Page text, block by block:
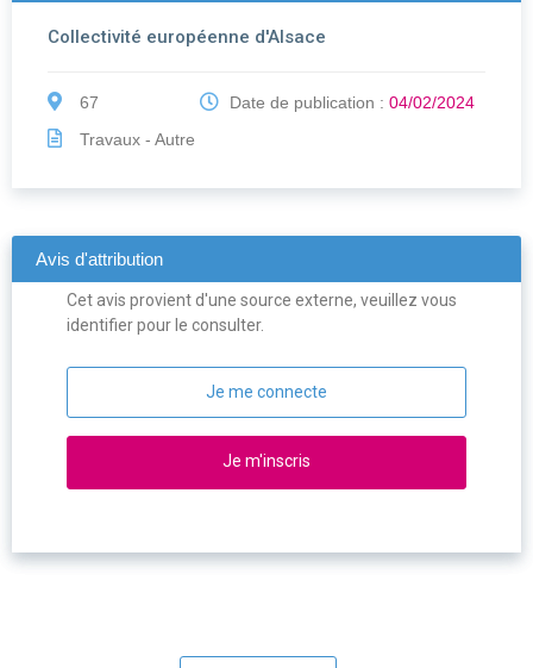
Collectivité européenne d'Alsace
67
Travaux - Autre
Date de publication :04/02/2024
Avis d'attribution
Cet avis provient d'une source externe, veuillez vous
identifier pour le consulter.
Je me connecte
Je m'inscris